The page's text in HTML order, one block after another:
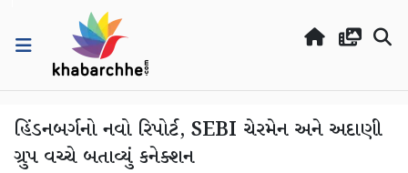
હિંડનબર્ગનો નવો રિપોર્ટ, SEBI ચેરમેન અને અદાણી
ગ્રુપ વચ્ચે બતાવ્યું કનેક્શન